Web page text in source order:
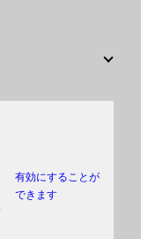
有効にすることが
できます